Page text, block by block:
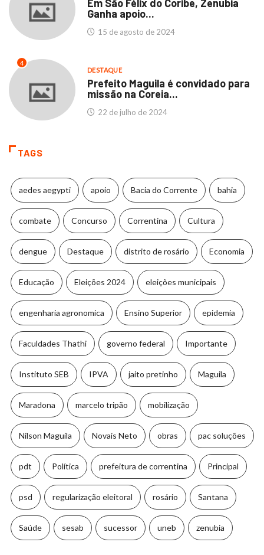
Em São Félix do Coribe, Zenubia
Ganha apoio...
15 de agosto de 2024
4
DESTAQUE
Prefeito Maguila é convidado para
missão na Coreia...
22 de julho de 2024
TAGS
aedes aegypti apoio Bacia do Corrente bahia
combate Concurso Correntina Cultura
dengue Destaque distrito de rosário Economia
Educação Eleições 2024 eleições municipais
engenharia agronomica Ensino Superior epidemia
Faculdades Thathi governo federal Importante
Instituto SEB IPVA jaito pretinho Maguila
Maradona marcelo tripão mobilização
Nilson Maguila Novais Neto obras pac soluções
pdt Política prefeitura de correntina Principal
psd regularização eleitoral rosário Santana
Saúde sesab sucessor uneb zenubia